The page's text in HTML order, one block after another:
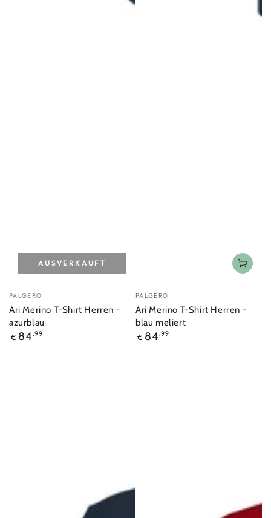
Verkäufer/in:
PALGERO
Ari Merino T-Shirt Herren -
azurblau
Regulärer
€ 84,99
AUSVERKAUFT
Verkäufer/in:
PALGERO
Ari Merino T-Shirt Herren -
blau meliert
Regulärer
€ 84,99